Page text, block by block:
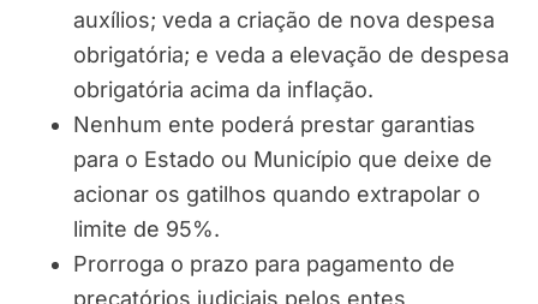
auxílios; veda a criação de nova despesa
obrigatória; e veda a elevação de despesa
obrigatória acima da inflação.
Nenhum ente poderá prestar garantias
para o Estado ou Município que deixe de
acionar os gatilhos quando extrapolar o
limite de 95%.
Prorroga o prazo para pagamento de
precatórios judiciais pelos entes